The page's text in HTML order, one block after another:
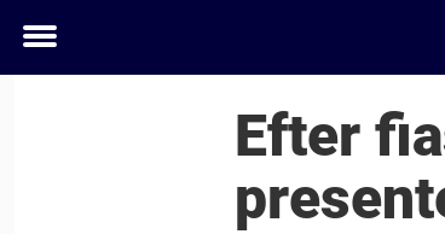
Toggle
Efter